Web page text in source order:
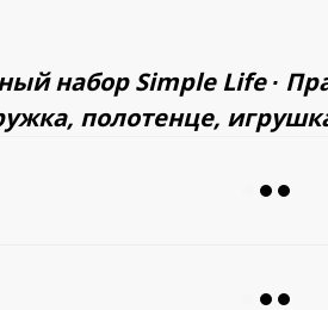
набор Simple Life ∙
полотенце,